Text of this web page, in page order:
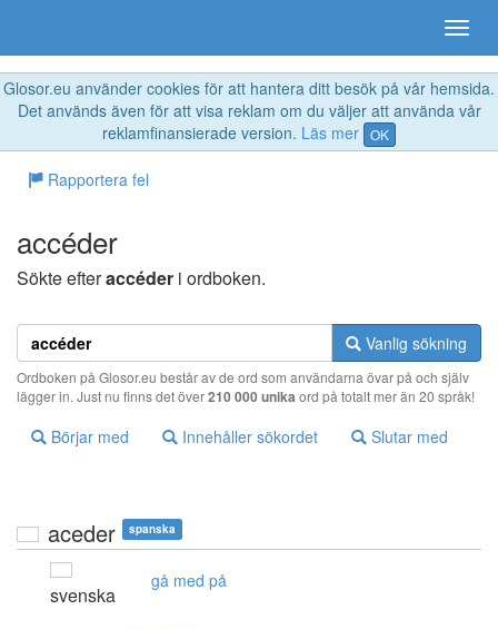
Glosor.eu använder cookies för att hantera ditt besök på vår hemsida.
Det används även för att visa reklam om du väljer att använda vår
reklamfinansierade version. Läs mer OK
Rapportera fel
accéder
Sökte efteraccéder i ordboken.
Vanlig sökning
Ordboken på Glosor.eu består av de ord som användarna övar på och själv
lägger in. Just nu finns det över210 000 unika ord på totalt mer än 20 språk!
Börjar med Innehåller sökordet Slutar med
aceder spanska
svenska
gå med på